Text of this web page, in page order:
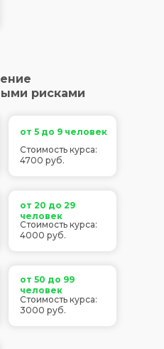
рисками
от 5 до 9 человек
от 20 до 29
человек
от 50 до 99
человек
Стоимость курса:
4700 руб.
Стоимость курса:
4000 руб.
Стоимость курса:
3000 руб.